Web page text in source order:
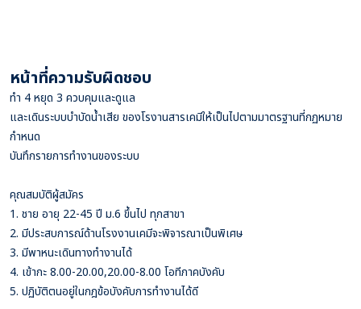
หน้าที่ความรับผิดชอบ
ทำ 4 หยุด 3 ควบคุมและดูแล
และเดินระบบบำบัดน้ำเสีย ของโรงานสารเคมีให้เป็นไปตามมาตรฐานที่กฏหมาย
กำหนด
บันทึกรายการทำงานของระบบ
คุณสมบัติผู้สมัคร
1. ชาย อายุ 22-45 ปี ม.6 ขึ้นไป ทุกสาขา
2. มีประสบการณ์ด้านโรงงานเคมีจะพิจารณาเป็นพิเศษ
3. มีพาหนะเดินทางทำงานได้
4. เข้ากะ 8.00-20.00,20.00-8.00 โอทีภาคบังคับ
5. ปฏิบัติตนอยู่ในกฎข้อบังคับการทำงานได้ดี